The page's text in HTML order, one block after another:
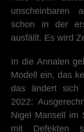
unscheinbaren
schon in der
ausfällt. Es wird
In die Annalen
Modell ein, das
das ändert sich
2022:
Nigel Mansell im
mit Defekten